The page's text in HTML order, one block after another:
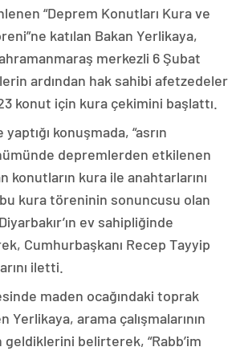
“Deprem Konutları Kura ve
katılan Bakan Yerlikaya,
merkezli 6 Şubat
ardından hak sahibi afetzedeler
konut için kura çekimini başlattı.
konuşmada, “asrın
depremlerden etkilenen
konutların kura ile anahtarlarını
kura töreninin sonuncusu olan
ev sahipliğinde
Cumhurbaşkanı Recep Tayyip
iletti.
maden ocağındaki toprak
Yerlikaya, arama çalışmalarının
geldiklerini belirterek, “Rabb’im